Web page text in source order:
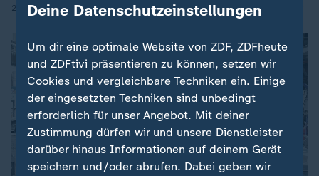
27.05.2026 | 14:00
Deine Datenschutzeinstellungen
Um dir eine optimale Website von ZDF, ZDFheute
und ZDFtivi präsentieren zu können, setzen wir
Cookies und vergleichbare Techniken ein. Einige
der eingesetzten Techniken sind unbedingt
erforderlich für unser Angebot. Mit deiner
Zustimmung dürfen wir und unsere Dienstleister
darüber hinaus Informationen auf deinem Gerät
speichern und/oder abrufen. Dabei geben wir